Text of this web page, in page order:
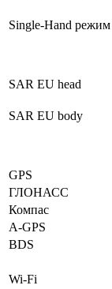
Single-Hand режим
SAR EU head
SAR EU body
GPS
ГЛОНАСС
Компас
A-GPS
BDS
Wi-Fi